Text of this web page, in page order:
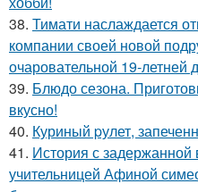
38. Тимати наслаждается
компании своей новой
очаровательной 19-летней
39. Блюдо сезона.
вкусно!
40. Куриный pулет,
41. История с задержанной
учительницей Афиной